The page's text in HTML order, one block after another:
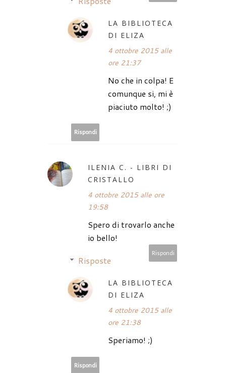
LA BIBLIOTECA
DI ELIZA
4 ottobre 2015 alle
ore 21:37
No che in colpa! E
comunque si, mi è
piaciuto molto! ;)
Rispondi
ILENIA C. - LIBRI DI
CRISTALLO
4 ottobre 2015 alle ore
19:58
Spero di trovarlo anche
io bello!
Rispondi
Risposte
LA BIBLIOTECA
DI ELIZA
4 ottobre 2015 alle
ore 21:38
Speriamo! ;)
Rispondi